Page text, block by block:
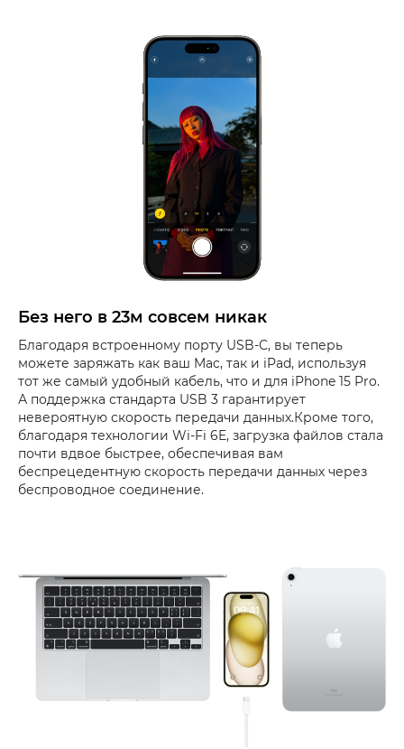
Без него в 23м совсем никак
Благодаря встроенному порту USB-C, вы теперь
можете заряжать как ваш Mac, так и iPad, используя
тот же самый удобный кабель, что и для iPhone 15 Pro.
А поддержка стандарта USB 3 гарантирует
невероятную скорость передачи данных.Кроме того,
благодаря технологии Wi-Fi 6E, загрузка файлов стала
почти вдвое быстрее, обеспечивая вам
беспрецедентную скорость передачи данных через
беспроводное соединение.